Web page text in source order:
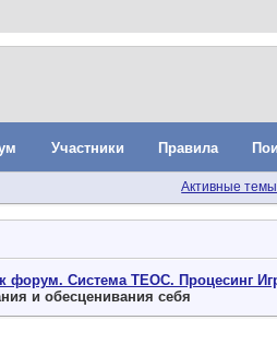
Участники Правила
Активные темы
форум. Система ТЕОС. Процесинг
и обесценивания себя